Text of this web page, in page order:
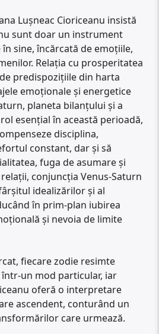
Lușneac Cioriceanu insistă
sunt doar un instrument
sine, încărcată de emoțiile,
Relația cu prosperitatea
predispozițiile din harta
emoționale și energetice
planeta bilanțului și a
esențial în această perioadă,
disciplina,
constant, dar și să
fuga de asumare și
conjuncția Venus-Saturn
idealizărilor și al
în prim-plan iubirea
și nevoia de limite
fiecare zodie resimte
un mod particular, iar
oferă o interpretare
ascendent, conturând un
care urmează.